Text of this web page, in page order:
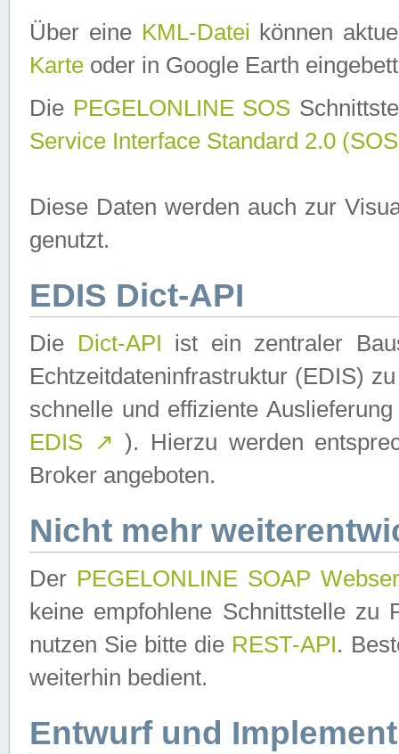
Über eine KML-Datei können
Karte oder in Google Earth
Die PEGELONLINE SOS
Service Interface Standard 2.0
Diese Daten werden auch zur
genutzt.
EDIS Dict-API
Die Dict-API ist ein zentraler
Echtzeitdateninfrastruktur (EDIS)
schnelle und effiziente
EDIS ↗ ). Hierzu werden
Broker angeboten.
Nicht mehr
Der PEGELONLINE SOAP
keine empfohlene Schnittstelle zu
nutzen Sie bitte die REST-API.
weiterhin bedient.
Entwurf und